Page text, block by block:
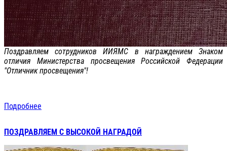
Поздравляем сотрудников ИИЯМС в награждением Знаком
отличия Министерства просвещения Российской Федерации
"Отличник просвещения"!
Подробнее
ПОЗДРАВЛЯЕМ С ВЫСОКОЙ НАГРАДОЙ